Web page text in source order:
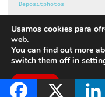
Depositphotos
Copyright ©2026.
Usamos cookies para
web.
You can find out more
switch them off in
Aceptar